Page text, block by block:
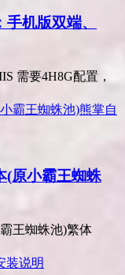
机版双端、
需要4H8G配置，
(原小霸王蜘蛛
王蜘蛛池)繁体